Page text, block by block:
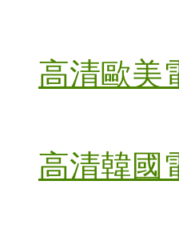
高清歐美
高清韓國